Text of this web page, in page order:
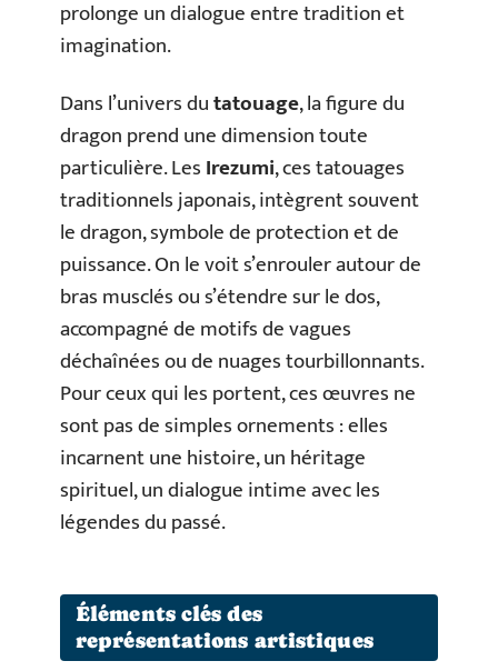
prolonge un dialogue entre tradition et
imagination.
Dans l’univers dutatouage, la figure du
dragon prend une dimension toute
particulière. LesIrezumi, ces tatouages
traditionnels japonais, intègrent souvent
le dragon, symbole de protection et de
puissance. On le voit s’enrouler autour de
bras musclés ou s’étendre sur le dos,
accompagné de motifs de vagues
déchaînées ou de nuages tourbillonnants.
Pour ceux qui les portent, ces œuvres ne
sont pas de simples ornements : elles
incarnent une histoire, un héritage
spirituel, un dialogue intime avec les
légendes du passé.
Éléments clés des
représentations artistiques